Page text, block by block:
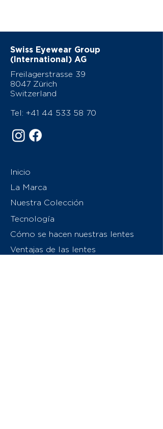
Swiss Eyewear Group
(International) AG
Freilagerstrasse 39
8047 Zürich
Switzerland
Tel: +41 44 533 58 70
Inicio
La Marca
Nuestra Colección
Tecnología
Cómo se hacen nuestras lentes
Ventajas de las lentes